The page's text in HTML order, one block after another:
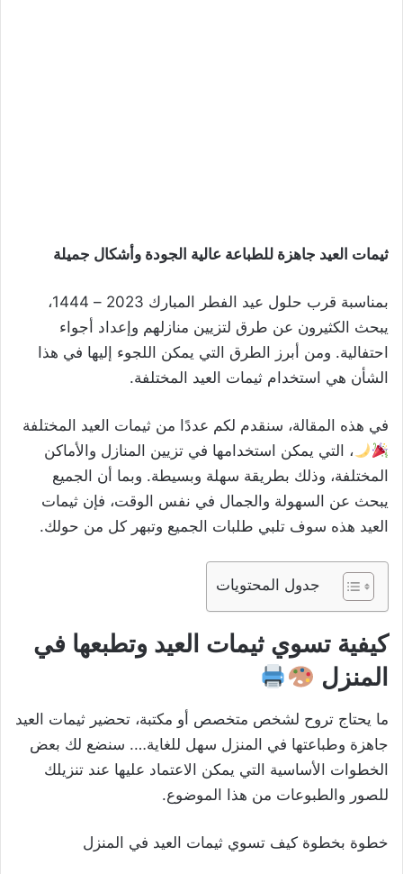
ثيمات العيد جاهزة للطباعة عالية الجودة وأشكال جميلة
بمناسبة قرب حلول عيد الفطر المبارك 2023 – 1444،
يبحث الكثيرون عن طرق لتزيين منازلهم وإعداد أجواء
احتفالية. ومن أبرز الطرق التي يمكن اللجوء إليها في هذا
الشأن هي استخدام ثيمات العيد المختلفة.
في هذه المقالة، سنقدم لكم عددًا من ثيمات العيد المختلفة
، التي يمكن استخدامها في تزيين المنازل والأماكن
المختلفة، وذلك بطريقة سهلة وبسيطة. وبما أن الجميع
يبحث عن السهولة والجمال في نفس الوقت، فإن ثيمات
العيد هذه سوف تلبي طلبات الجميع وتبهر كل من حولك.
جدول المحتويات
كيفية تسوي ثيمات العيد وتطبعها في
المنزل
ما يحتاج تروح لشخص متخصص أو مكتبة، تحضير ثيمات العيد
جاهزة وطباعتها في المنزل سهل للغاية…. سنضع لك بعض
الخطوات الأساسية التي يمكن الاعتماد عليها عند تنزيلك
للصور والطبوعات من هذا الموضوع.
خطوة بخطوة كيف تسوي ثيمات العيد في المنزل